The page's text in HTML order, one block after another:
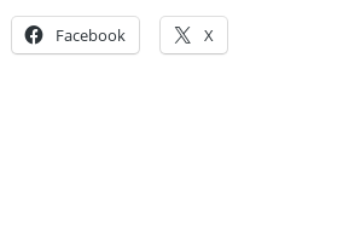
Facebook X